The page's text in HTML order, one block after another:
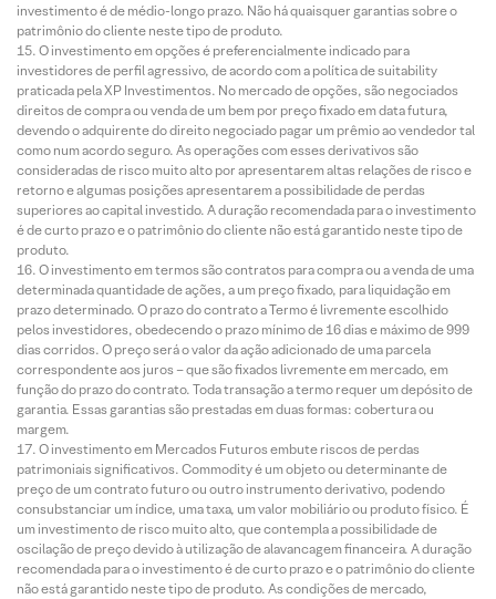
investimento é de médio-longo prazo. Não há quaisquer garantias sobre o
patrimônio do cliente neste tipo de produto.
O investimento em opções é preferencialmente indicado para
investidores de perfil agressivo, de acordo com a política de suitability
praticada pela XP Investimentos. No mercado de opções, são negociados
direitos de compra ou venda de um bem por preço fixado em data futura,
devendo o adquirente do direito negociado pagar um prêmio ao vendedor tal
como num acordo seguro. As operações com esses derivativos são
consideradas de risco muito alto por apresentarem altas relações de risco e
retorno e algumas posições apresentarem a possibilidade de perdas
superiores ao capital investido. A duração recomendada para o investimento
é de curto prazo e o patrimônio do cliente não está garantido neste tipo de
produto.
O investimento em termos são contratos para compra ou a venda de uma
determinada quantidade de ações, a um preço fixado, para liquidação em
prazo determinado. O prazo do contrato a Termo é livremente escolhido
pelos investidores, obedecendo o prazo mínimo de 16 dias e máximo de 999
dias corridos. O preço será o valor da ação adicionado de uma parcela
correspondente aos juros – que são fixados livremente em mercado, em
função do prazo do contrato. Toda transação a termo requer um depósito de
garantia. Essas garantias são prestadas em duas formas: cobertura ou
margem.
O investimento em Mercados Futuros embute riscos de perdas
patrimoniais significativos. Commodity é um objeto ou determinante de
preço de um contrato futuro ou outro instrumento derivativo, podendo
consubstanciar um índice, uma taxa, um valor mobiliário ou produto físico. É
um investimento de risco muito alto, que contempla a possibilidade de
oscilação de preço devido à utilização de alavancagem financeira. A duração
recomendada para o investimento é de curto prazo e o patrimônio do cliente
não está garantido neste tipo de produto. As condições de mercado,